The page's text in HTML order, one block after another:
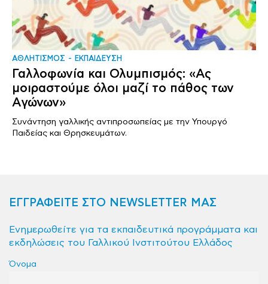
ΑΘΛΗΤΙΣΜΟΣ ΕΚΠΑΙΔΕΥΣΗ
Γαλλοφωνία και Ολυμπισμός: «Ας
μοιραστούμε όλοι μαζί το πάθος των
Αγώνων»
Συνάντηση γαλλικής αντιπροσωπείας με την Υπουργό
Παιδείας και Θρησκευμάτων.
ΕΓΓΡΑΦΕΙΤΕ ΣΤΟ NEWSLETTER ΜΑΣ
Ενημερωθείτε για τα εκπαιδευτικά προγράμματα και
εκδηλώσεις του Γαλλικού Ινστιτούτου Ελλάδος
Όνομα